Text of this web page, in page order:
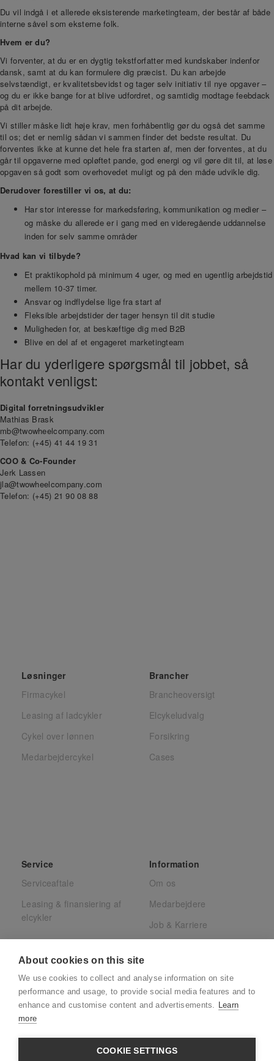
Du vil indgå i et allerede eksisterende marketingteam, der består af både
interne såvel som eksterne folk.
Hvem er du?
Vi forventer, at du er en dygtig tekstforfatter med kundskaber indenfor
dansk, samt at du kan formulere dig præcist. Du kan arbejde
selvstændigt, er kvalitetsbevidst og tager selv initiativ til nye opgaver –
og du er ikke bange for at blive udfordret, og samtidig modtage feebdack
på dit arbejde.
Vi stiller måske lidt høje krav, men forhåbentlig gør du også det samme
til os; det er nemlig sådan vi sammen finder det bedste resultat. Du
forventes ikke at kunne det hele fra starten af, men der forventes, at du
går til opgaverne med opløftet pande, god energi og vil gøre dit til, at løse
opgaven så godt som overhovedet muligt og på den måde udvikle dig.
Derudover forestiller vi os, at du:
Har stor interesse for markedsføring, kommunikation og medier –
og måske du allerede er i gang med en videregående uddannelse
inden for selv samme områder
Hvad kan vi tilbyde?
Et praktikophold på minimum 4 uger, og med en ugentlig arbejdstid
mellem 10-37 timer.
Ansvar og indflydelse lige fra start af
Fleksible arbejdstider der tager hensyn til dit studie
Muligheden for, at beskæftige dig med B2B
Blive en del af et engageret marketingteam
Har du yderligere spørgsmål til jobbet, så
kontakt venligst:
Digital forretningsudvikler
Mathias Brask
mb@twowheelcompany.com
Telefon: (+45) 41 44 19 31
COO & Co-Founder
Jerk Lassen
jla@twowheelcompany.com
Telefon: (+45) 21 90 08 88
Løsninger
Firmacykel
Leasing af ladcykler
Cykel over lønnen
Medarbejdercykel
Brancher
Brancheoversigt
Elcykeludvalg
Forsikring
Cases
Service
Serviceaftale
Leasing & finansiering af
elcykler
Information
Om os
Medarbejdere
Job & Karriere
CSR
About cookies on this site
We use cookies to collect and analyse information on site
performance and usage, to provide social media features and to
enhance and customise content and advertisements. Learn
more
COOKIE SETTINGS